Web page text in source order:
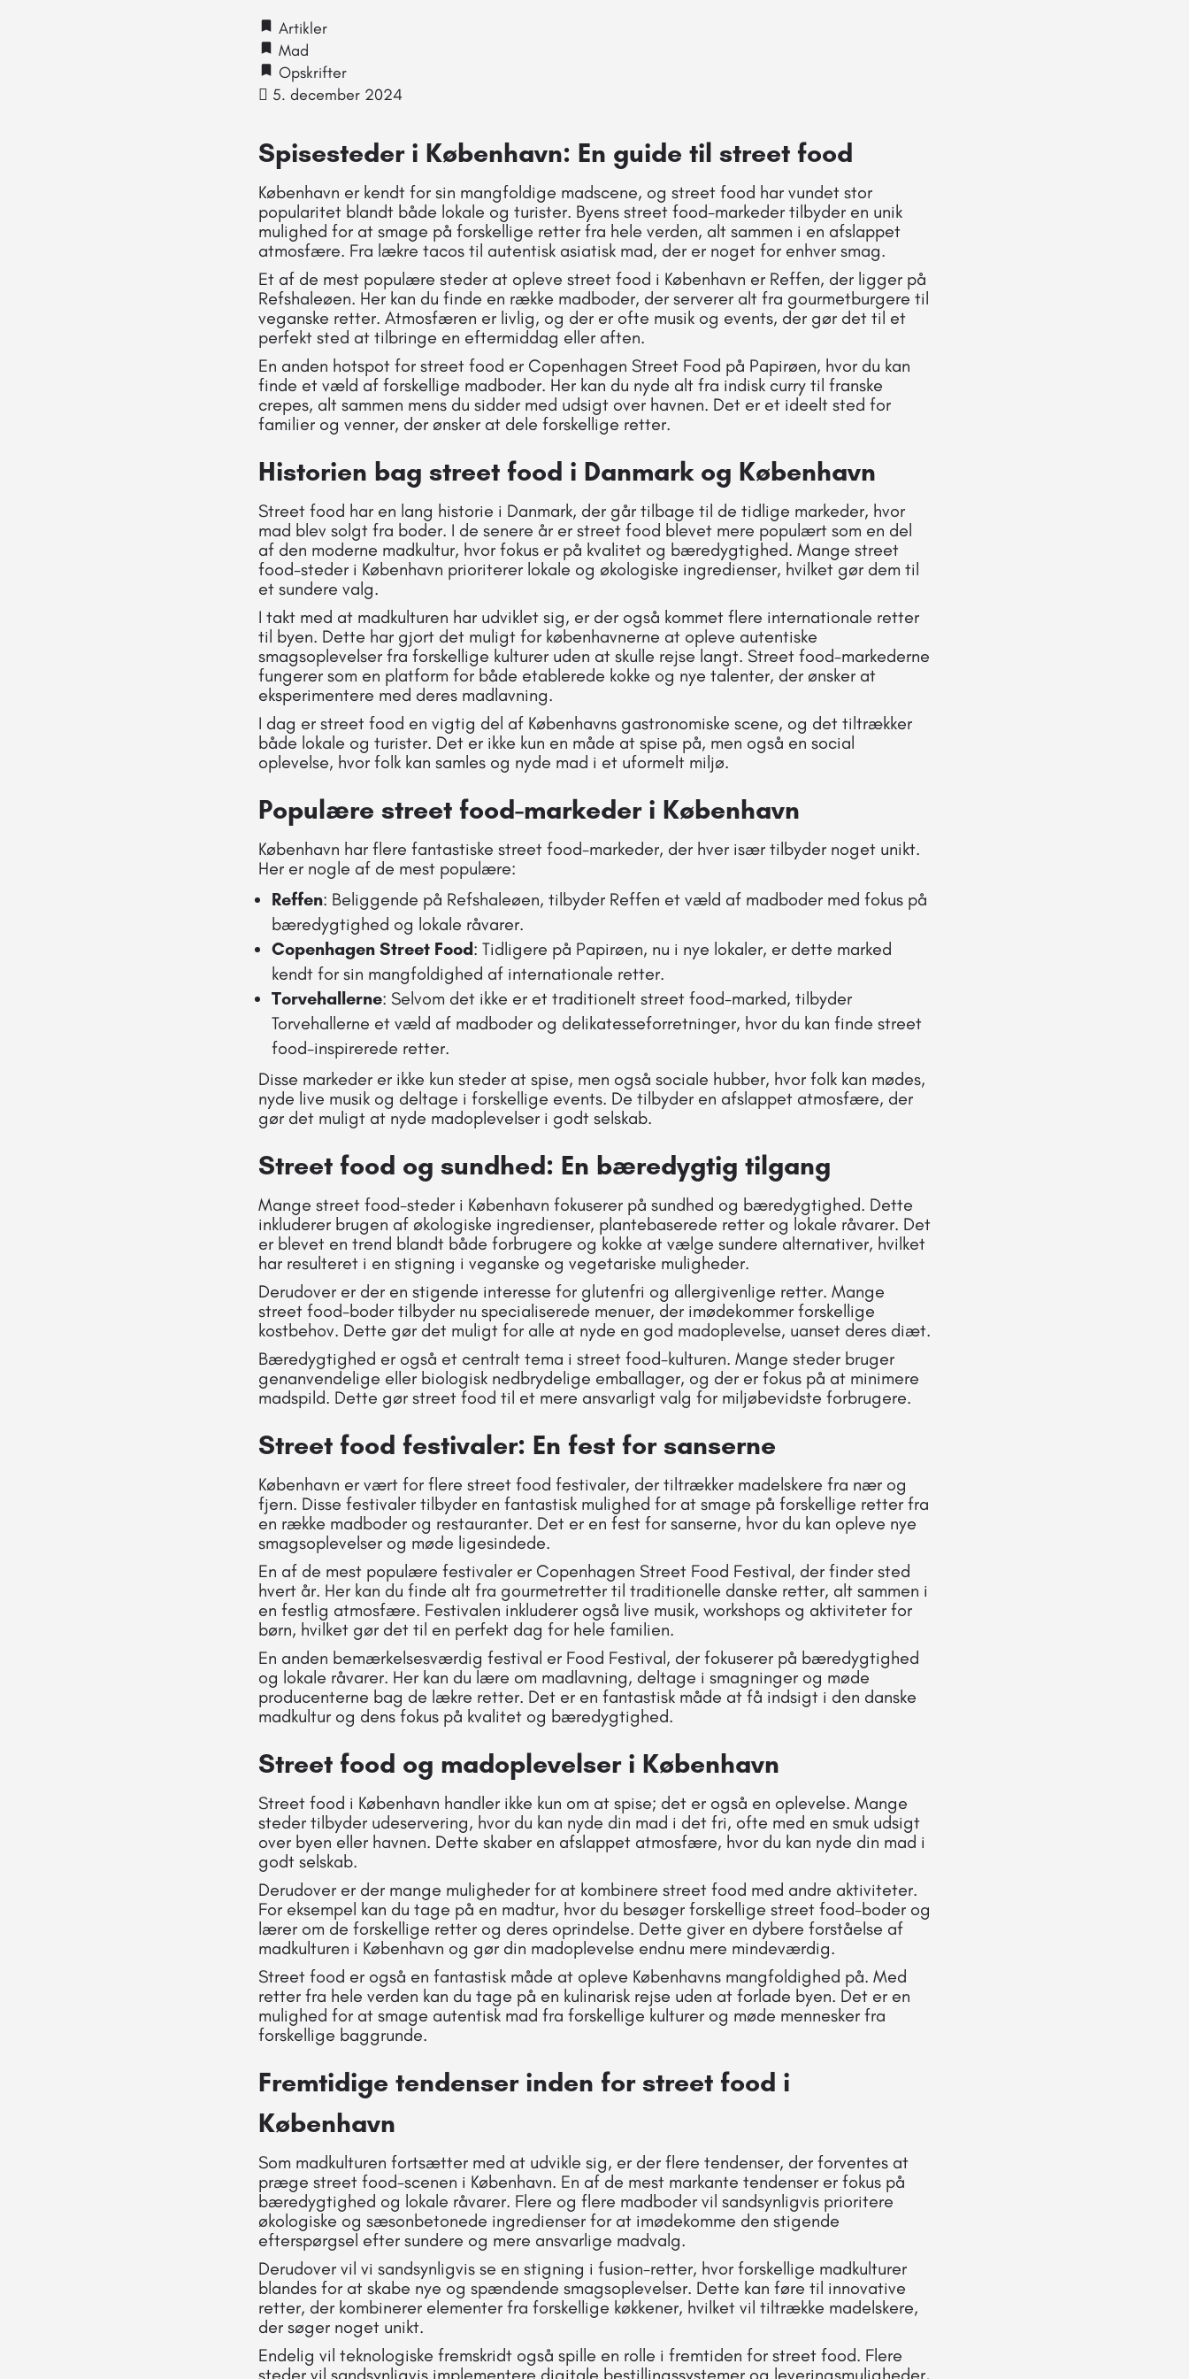
Artikler
Mad
Opskrifter
5. december 2024
Spisesteder i København: En guide til street food
København er kendt for sin mangfoldige madscene, og street food har vundet stor
popularitet blandt både lokale og turister. Byens street food-markeder tilbyder en unik
mulighed for at smage på forskellige retter fra hele verden, alt sammen i en afslappet
atmosfære. Fra lækre tacos til autentisk asiatisk mad, der er noget for enhver smag.
Et af de mest populære steder at opleve street food i København er Reffen, der ligger på
Refshaleøen. Her kan du finde en række madboder, der serverer alt fra gourmetburgere til
veganske retter. Atmosfæren er livlig, og der er ofte musik og events, der gør det til et
perfekt sted at tilbringe en eftermiddag eller aften.
En anden hotspot for street food er Copenhagen Street Food på Papirøen, hvor du kan
finde et væld af forskellige madboder. Her kan du nyde alt fra indisk curry til franske
crepes, alt sammen mens du sidder med udsigt over havnen. Det er et ideelt sted for
familier og venner, der ønsker at dele forskellige retter.
Historien bag street food i Danmark og København
Street food har en lang historie i Danmark, der går tilbage til de tidlige markeder, hvor
mad blev solgt fra boder. I de senere år er street food blevet mere populært som en del
af den moderne madkultur, hvor fokus er på kvalitet og bæredygtighed. Mange street
food-steder i København prioriterer lokale og økologiske ingredienser, hvilket gør dem til
et sundere valg.
I takt med at madkulturen har udviklet sig, er der også kommet flere internationale retter
til byen. Dette har gjort det muligt for københavnerne at opleve autentiske
smagsoplevelser fra forskellige kulturer uden at skulle rejse langt. Street food-markederne
fungerer som en platform for både etablerede kokke og nye talenter, der ønsker at
eksperimentere med deres madlavning.
I dag er street food en vigtig del af Københavns gastronomiske scene, og det tiltrækker
både lokale og turister. Det er ikke kun en måde at spise på, men også en social
oplevelse, hvor folk kan samles og nyde mad i et uformelt miljø.
Populære street food-markeder i København
København har flere fantastiske street food-markeder, der hver især tilbyder noget unikt.
Her er nogle af de mest populære:
Reffen: Beliggende på Refshaleøen, tilbyder Reffen et væld af madboder med fokus på
bæredygtighed og lokale råvarer.
Copenhagen Street Food: Tidligere på Papirøen, nu i nye lokaler, er dette marked
kendt for sin mangfoldighed af internationale retter.
Torvehallerne: Selvom det ikke er et traditionelt street food-marked, tilbyder
Torvehallerne et væld af madboder og delikatesseforretninger, hvor du kan finde street
food-inspirerede retter.
Disse markeder er ikke kun steder at spise, men også sociale hubber, hvor folk kan mødes,
nyde live musik og deltage i forskellige events. De tilbyder en afslappet atmosfære, der
gør det muligt at nyde madoplevelser i godt selskab.
Street food og sundhed: En bæredygtig tilgang
Mange street food-steder i København fokuserer på sundhed og bæredygtighed. Dette
inkluderer brugen af økologiske ingredienser, plantebaserede retter og lokale råvarer. Det
er blevet en trend blandt både forbrugere og kokke at vælge sundere alternativer, hvilket
har resulteret i en stigning i veganske og vegetariske muligheder.
Derudover er der en stigende interesse for glutenfri og allergivenlige retter. Mange
street food-boder tilbyder nu specialiserede menuer, der imødekommer forskellige
kostbehov. Dette gør det muligt for alle at nyde en god madoplevelse, uanset deres diæt.
Bæredygtighed er også et centralt tema i street food-kulturen. Mange steder bruger
genanvendelige eller biologisk nedbrydelige emballager, og der er fokus på at minimere
madspild. Dette gør street food til et mere ansvarligt valg for miljøbevidste forbrugere.
Street food festivaler: En fest for sanserne
København er vært for flere street food festivaler, der tiltrækker madelskere fra nær og
fjern. Disse festivaler tilbyder en fantastisk mulighed for at smage på forskellige retter fra
en række madboder og restauranter. Det er en fest for sanserne, hvor du kan opleve nye
smagsoplevelser og møde ligesindede.
En af de mest populære festivaler er Copenhagen Street Food Festival, der finder sted
hvert år. Her kan du finde alt fra gourmetretter til traditionelle danske retter, alt sammen i
en festlig atmosfære. Festivalen inkluderer også live musik, workshops og aktiviteter for
børn, hvilket gør det til en perfekt dag for hele familien.
En anden bemærkelsesværdig festival er Food Festival, der fokuserer på bæredygtighed
og lokale råvarer. Her kan du lære om madlavning, deltage i smagninger og møde
producenterne bag de lækre retter. Det er en fantastisk måde at få indsigt i den danske
madkultur og dens fokus på kvalitet og bæredygtighed.
Street food og madoplevelser i København
Street food i København handler ikke kun om at spise; det er også en oplevelse. Mange
steder tilbyder udeservering, hvor du kan nyde din mad i det fri, ofte med en smuk udsigt
over byen eller havnen. Dette skaber en afslappet atmosfære, hvor du kan nyde din mad i
godt selskab.
Derudover er der mange muligheder for at kombinere street food med andre aktiviteter.
For eksempel kan du tage på en madtur, hvor du besøger forskellige street food-boder og
lærer om de forskellige retter og deres oprindelse. Dette giver en dybere forståelse af
madkulturen i København og gør din madoplevelse endnu mere mindeværdig.
Street food er også en fantastisk måde at opleve Københavns mangfoldighed på. Med
retter fra hele verden kan du tage på en kulinarisk rejse uden at forlade byen. Det er en
mulighed for at smage autentisk mad fra forskellige kulturer og møde mennesker fra
forskellige baggrunde.
Fremtidige tendenser inden for street food i
København
Som madkulturen fortsætter med at udvikle sig, er der flere tendenser, der forventes at
præge street food-scenen i København. En af de mest markante tendenser er fokus på
bæredygtighed og lokale råvarer. Flere og flere madboder vil sandsynligvis prioritere
økologiske og sæsonbetonede ingredienser for at imødekomme den stigende
efterspørgsel efter sundere og mere ansvarlige madvalg.
Derudover vil vi sandsynligvis se en stigning i fusion-retter, hvor forskellige madkulturer
blandes for at skabe nye og spændende smagsoplevelser. Dette kan føre til innovative
retter, der kombinerer elementer fra forskellige køkkener, hvilket vil tiltrække madelskere,
der søger noget unikt.
Endelig vil teknologiske fremskridt også spille en rolle i fremtiden for street food. Flere
steder vil sandsynligvis implementere digitale bestillingssystemer og leveringsmuligheder,